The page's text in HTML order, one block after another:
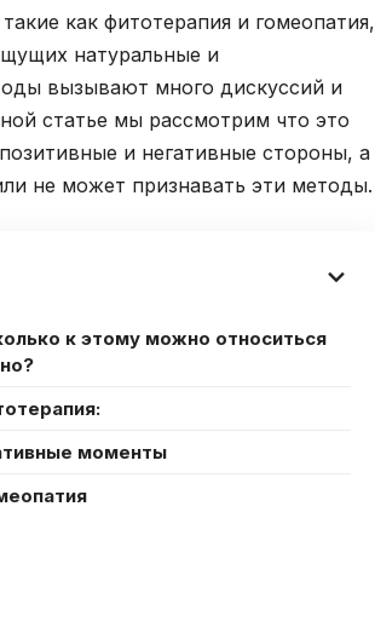
как фитотерапия и гомеопатия,
натуральные и
вызывают много дискуссий и
статье мы рассмотрим что это
и негативные стороны, а
не может признавать эти методы.
к этому можно относиться
моменты